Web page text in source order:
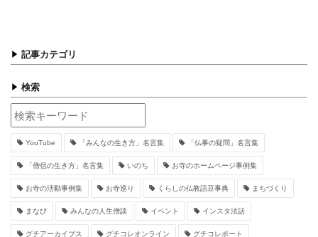
記事カテゴリ
検索
YouTube 「みんなの生き方」名言集 「仏事の疑問」名言集
「僧侶の生き方」名言集 いのち お寺のホームページ事例集
お寺の活動事例集 お寺巡り くらしの仏教語豆事典 まちづくり
まなび みんなの人生僧談 イベント インスタ法話
グチアーカイブス グチコレオンライン グチコレポート